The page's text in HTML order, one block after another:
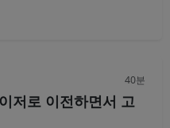
40분
저로 이전하면서 고